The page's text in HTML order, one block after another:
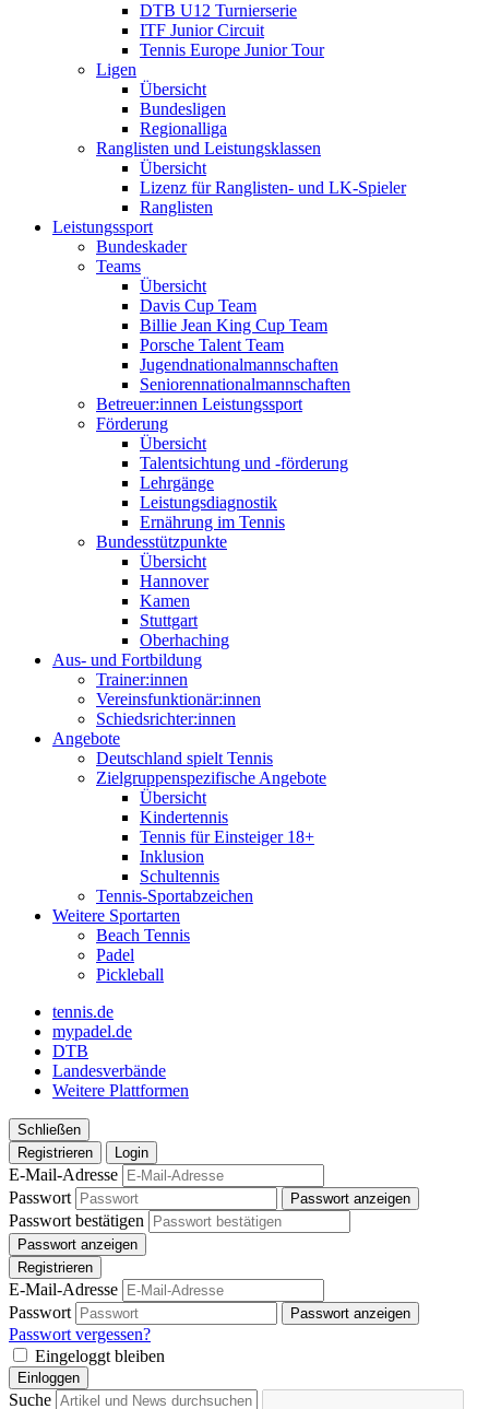
DTB U12 Turnierserie
ITF Junior Circuit
Tennis Europe Junior Tour
Ligen
Übersicht
Bundesligen
Regionalliga
Ranglisten und Leistungsklassen
Übersicht
Lizenz für Ranglisten- und LK-Spieler
Ranglisten
Leistungssport
Bundeskader
Teams
Übersicht
Davis Cup Team
Billie Jean King Cup Team
Porsche Talent Team
Jugendnationalmannschaften
Seniorennationalmannschaften
Betreuer:innen Leistungssport
Förderung
Übersicht
Talentsichtung und -förderung
Lehrgänge
Leistungsdiagnostik
Ernährung im Tennis
Bundesstützpunkte
Übersicht
Hannover
Kamen
Stuttgart
Oberhaching
Aus- und Fortbildung
Trainer:innen
Vereinsfunktionär:innen
Schiedsrichter:innen
Angebote
Deutschland spielt Tennis
Zielgruppenspezifische Angebote
Übersicht
Kindertennis
Tennis für Einsteiger 18+
Inklusion
Schultennis
Tennis-Sportabzeichen
Weitere Sportarten
Beach Tennis
Padel
Pickleball
tennis.de
mypadel.de
DTB
Landesverbände
Weitere Plattformen
Schließen
Registrieren
Login
E-Mail-Adresse
Passwort
Passwort anzeigen
Passwort bestätigen
Passwort anzeigen
Registrieren
E-Mail-Adresse
Passwort
Passwort anzeigen
Passwort vergessen?
Eingeloggt bleiben
Einloggen
Suche